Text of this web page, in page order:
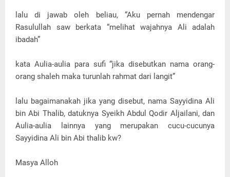
lalu di jawab oleh beliau, “Aku pernah mendengar
Rasulullah saw berkata “melihat wajahnya Ali adalah
ibadah”
kata Aulia-aulia para sufi “jika disebutkan nama orang-
orang shaleh maka turunlah rahmat dari langit”
lalu bagaimanakah jika yang disebut, nama Sayyidina Ali
bin Abi Thalib, datuknya Syeikh Abdul Qodir Aljailani, dan
Aulia-aulia lainnya yang merupakan cucu-cucunya
Sayyidina Ali bin Abi thalib kw?
Masya Alloh